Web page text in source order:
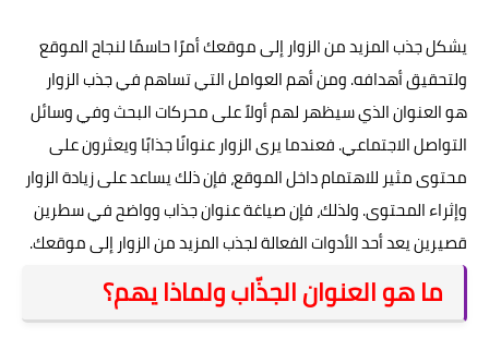
يشكل جذب المزيد من الزوار إلى موقعك أمرًا حاسمًا لنجاح الموقع
ولتحقيق أهدافه. ومن أهم العوامل التي تساهم في جذب الزوار
هو العنوان الذي سيظهر لهم أولاً على محركات البحث وفي وسائل
التواصل الاجتماعي. فعندما يرى الزوار عنوانًا جذابًا ويعثرون على
محتوى مثير للاهتمام داخل الموقع، فإن ذلك يساعد على زيادة الزوار
وإثراء المحتوى. ولذلك، فإن صياغة عنوان جذاب وواضح في سطرين
قصيرين يعد أحد الأدوات الفعالة لجذب المزيد من الزوار إلى موقعك.
ما هو العنوان الجذّاب ولماذا يهم؟